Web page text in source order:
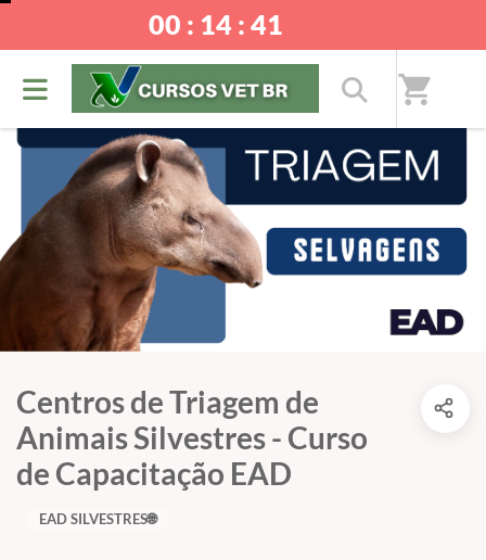
shopping_cart
00 : 14 : 40
Centros de Triagem de
Animais Silvestres - Curso
de Capacitação EAD
EAD SILVESTRES🌐